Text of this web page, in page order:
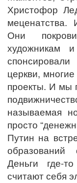
Христофор
Они
художникам
церкви,
проекты. И мы
называемая
просто
Путин на
образований
Деньги где-
считают себя